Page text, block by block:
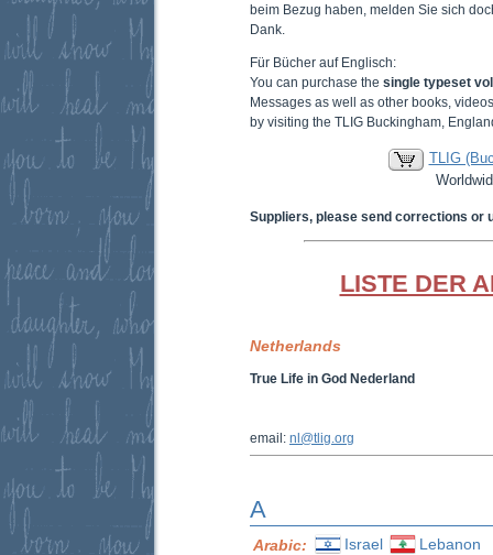
beim Bezug haben, melden Sie sich
Dank.
Für Bücher auf Englisch:
You can purchase the single typeset
Messages as well as other books,
by visiting the TLIG Buckingham,
TLIG
Suppliers, please send corrections or
LISTE DER
Netherlands
True Life in God Nederland
email: nl@tlig.org
A
Arabic: Israel
Lebanon